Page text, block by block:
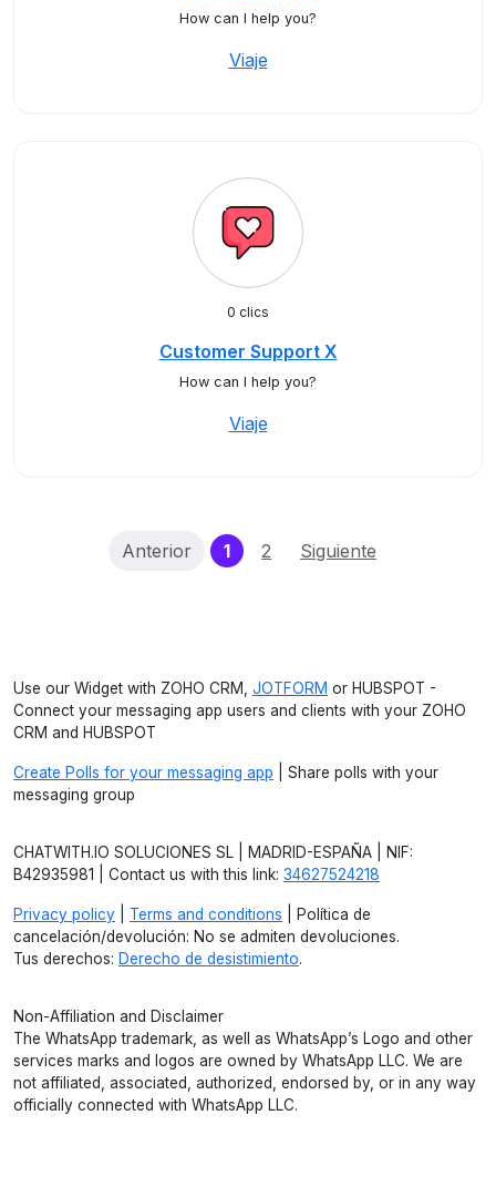
How can I help you?
Viaje
0 clics
Customer Support X
How can I help you?
Viaje
Anterior 1(current)
2 Siguiente
Use our Widget with ZOHO CRM, JOTFORM or HUBSPOT -
Connect your messaging app users and clients with your ZOHO
CRM and HUBSPOT
Create Polls for your messaging app | Share polls with your
messaging group
CHATWITH.IO SOLUCIONES SL | MADRID-ESPAÑA | NIF:
B42935981 | Contact us with this link: 34627524218
Privacy policy Terms and conditions | Política de
cancelación/devolución: No se admiten devoluciones.
Tus derechos: Derecho de desistimiento.
Non-Affiliation and Disclaimer
The WhatsApp trademark, as well as WhatsApp’s Logo and other
services marks and logos are owned by WhatsApp LLC. We are
not affiliated, associated, authorized, endorsed by, or in any way
officially connected with WhatsApp LLC.